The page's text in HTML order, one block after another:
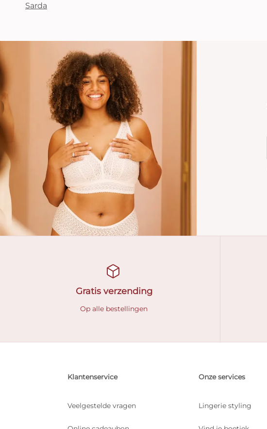
Sarda
Gratis verzending
Op alle bestellingen
Klantenservice
Veelgestelde vragen
Onze services
Lingerie styling